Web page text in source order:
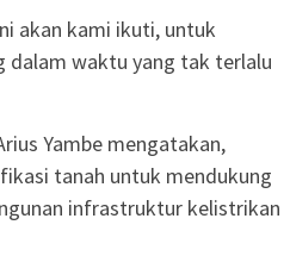
akan kami ikuti, untuk
dalam waktu yang tak terlalu
Yambe mengatakan,
tanah untuk mendukung
infrastruktur kelistrikan